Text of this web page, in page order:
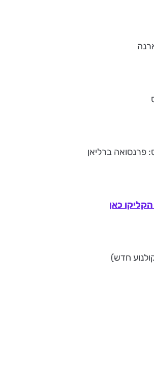
פרנסואה ברליאן
הקליקו כאן
חדש)